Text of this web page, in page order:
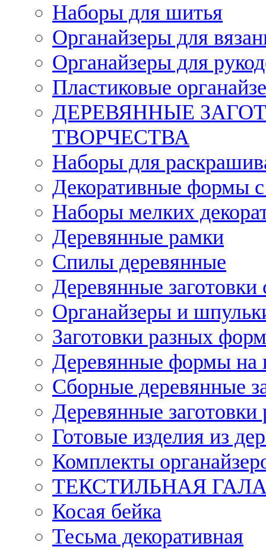
Наборы для шитья
Органайзеры для
Органайзеры для
Пластиковые
ДЕРЕВЯННЫЕ
ТВОРЧЕСТВА
Наборы для
Декоративные формы с
Наборы мелких
Деревянные рамки
Спилы деревянные
Деревянные заготовки
Органайзеры и
Заготовки разных
Деревянные формы на
Сборные деревянные
Деревянные заготовки
Готовые изделия из
Комплекты
ТЕКСТИЛЬНАЯ
Косая бейка
Тесьма декоративная